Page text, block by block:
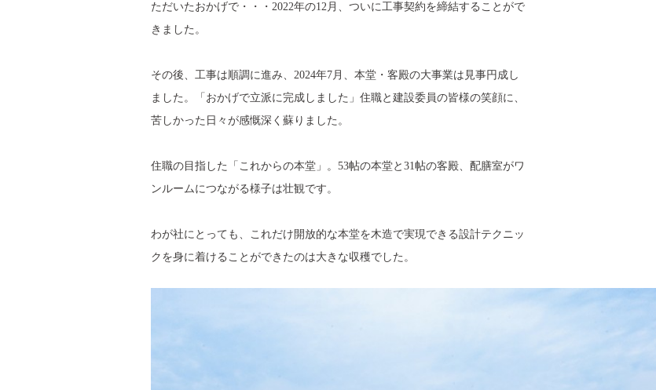
ただいたおかげで・・・2022年の12月、ついに工事契約を締結することがで
きました。
その後、工事は順調に進み、2024年7月、本堂・客殿の大事業は見事円成し
ました。「おかげで立派に完成しました」住職と建設委員の皆様の笑顔に、
苦しかった日々が感慨深く蘇りました。
住職の目指した「これからの本堂」。53帖の本堂と31帖の客殿、配膳室がワ
ンルームにつながる様子は壮観です。
わが社にとっても、これだけ開放的な本堂を木造で実現できる設計テクニッ
クを身に着けることができたのは大きな収穫でした。